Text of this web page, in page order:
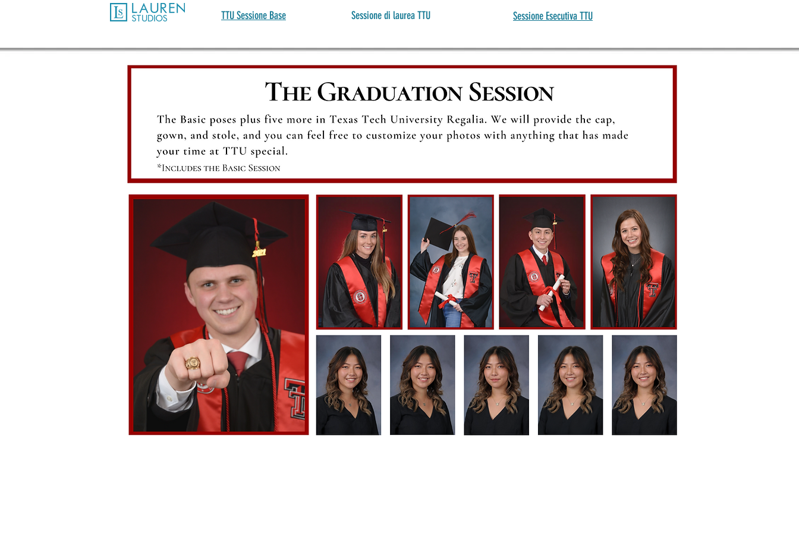
TTU Sessione Base Sessione di laurea TTU Sessione Esecutiva TTU